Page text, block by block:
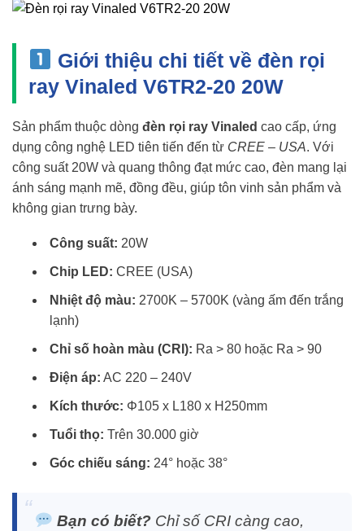
Giới thiệu chi tiết về đèn rọi
ray Vinaled V6TR2-20 20W
Sản phẩm thuộc dòng đèn rọi ray Vinaled cao cấp, ứng
dụng công nghệ LED tiên tiến đến từ CREE – USA. Với
công suất 20W và quang thông đạt mức cao, đèn mang lại
ánh sáng mạnh mẽ, đồng đều, giúp tôn vinh sản phẩm và
không gian trưng bày.
Công suất: 20W
Chip LED: CREE (USA)
Nhiệt độ màu: 2700K – 5700K (vàng ấm đến trắng
lạnh)
Chỉ số hoàn màu (CRI): Ra > 80 hoặc Ra > 90
Điện áp: AC 220 – 240V
Kích thước: Φ105 x L180 x H250mm
Tuổi thọ: Trên 30.000 giờ
Góc chiếu sáng: 24° hoặc 38°
Bạn có biết?Chỉ số CRI càng cao,